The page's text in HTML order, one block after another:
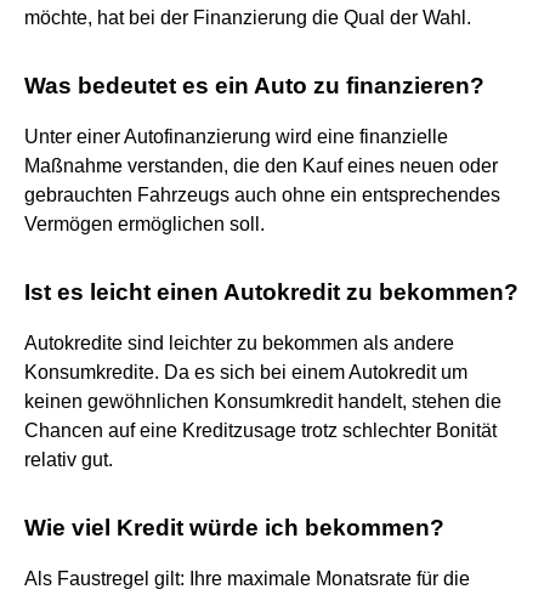
möchte, hat bei der Finanzierung die Qual der Wahl.
Was bedeutet es ein Auto zu finanzieren?
Unter einer Autofinanzierung wird eine finanzielle
Maßnahme verstanden, die den Kauf eines neuen oder
gebrauchten Fahrzeugs auch ohne ein entsprechendes
Vermögen ermöglichen soll.
Ist es leicht einen Autokredit zu bekommen?
Autokredite sind leichter zu bekommen als andere
Konsumkredite. Da es sich bei einem Autokredit um
keinen gewöhnlichen Konsumkredit handelt, stehen die
Chancen auf eine Kreditzusage trotz schlechter Bonität
relativ gut.
Wie viel Kredit würde ich bekommen?
Als Faustregel gilt: Ihre maximale Monatsrate für die